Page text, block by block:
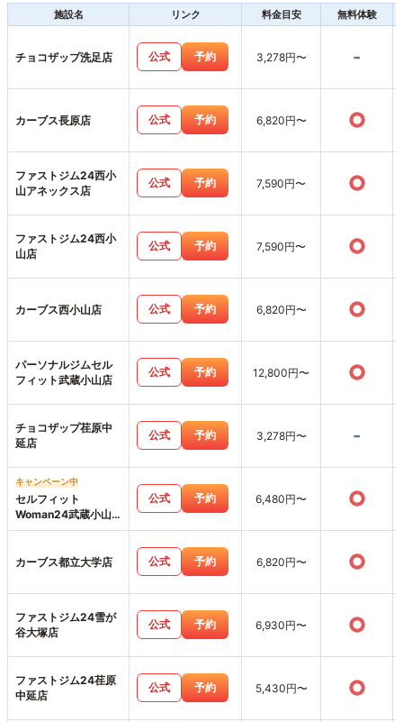
施設名
リンク 料金目安 無料体験
チョコザップ洗足店 公式 予約 3,278円〜 -
カーブス長原店 公式 予約 6,820円〜 ○
ファストジム24西小
山アネックス店
公式 予約 7,590円〜 ○
ファストジム24西小
山店
公式 予約 7,590円〜 ○
カーブス西小山店 公式 予約 6,820円〜 ○
パーソナルジムセル
フィット武蔵小山店
公式 予約 12,800円〜 ○
チョコザップ荏原中
延店
公式 予約 3,278円〜 -
キャンペーン中
セルフィット
Woman24武蔵小山
店
公式 予約 6,480円〜 ○
カーブス都立大学店 公式 予約 6,820円〜 ○
ファストジム24雪が
谷大塚店
公式 予約 6,930円〜 ○
ファストジム24荏原
中延店
公式 予約 5,430円〜 ○